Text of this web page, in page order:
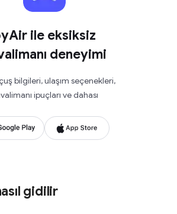
ile eksiksiz
deneyimi
bilgileri, ulaşım seçenekleri,
ipuçları ve dahası
gidilir